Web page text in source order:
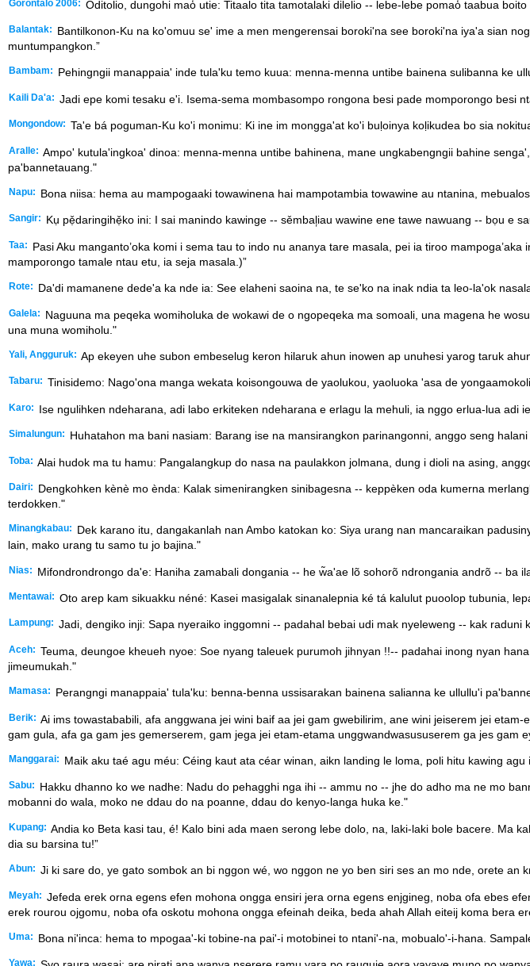
Gorontalo 2006: Oditolio, dungohi mao̒ utie: Titaalo tita tamotalaki dilelio -- lebe-lebe pomao̒ taabua
Balantak:
Bantilkonon-Ku na ko'omuu se' ime a men mengerensai boroki'na see boroki'na iya'a sian
muntumpangkon.”
Bambam: Pehingngii manappaia' inde tula'ku temo kuua: menna-menna untibe bainena sulibanna ke
Kaili Da'a: Jadi epe komi tesaku e'i. Isema-sema mombasompo rongona besi pade momporongo besi
Mongondow: Ta'e bá poguman-Ku ko'i monimu: Ki ine im mongga'at ko'i buḷoinya koḷikudea bo sia
Aralle: Ampo' kutula'ingkoa' dinoa: menna-menna untibe bahinena, mane ungkabengngii bahine
pa'bannetauang."
Napu: Bona niisa: hema au mampogaaki towawinena hai mampotambia towawine au ntanina,
Sangir: Kụ pẹ̌daringihẹ̌ko ini: I sai manindo kawinge -- sěmbal᷊iau wawine ene tawe nawuang -- bọu e
Taa:
Pasi Aku manganto’oka komi i sema tau to indo nu ananya tare masala, pei ia tiroo
mamporongo tamale ntau etu, ia seja masala.)”
Rote: Da'di mamanene dede'a ka nde ia: See elaheni saoina na, te se'ko na inak ndia ta leo-la'ok
Galela:
Naguuna ma peqeka womiholuka de wokawi de o ngopeqeka ma somoali, una magena he
una muna womiholu."
Yali, Angguruk: Ap ekeyen uhe subon embeselug keron hilaruk ahun inowen ap unuhesi yarog taruk
Tabaru: Tinisidemo: Nago'ona manga wekata koisongouwa de yaolukou, yaoluoka 'asa de
Karo: Ise ngulihken ndeharana, adi labo erkiteken ndeharana e erlagu la mehuli, ia nggo erlua-lua adi
Simalungun: Huhatahon ma bani nasiam: Barang ise na mansirangkon parinangonni, anggo seng
Toba: Alai hudok ma tu hamu: Pangalangkup do nasa na paulakkon jolmana, dung i dioli na asing,
Dairi:
Dengkohken kènè mo ènda: Kalak simenirangken sinibagesna -- keppèken oda kumerna
terdokken."
Minangkabau:
Dek karano itu, dangakanlah nan Ambo katokan ko: Siya urang nan mancaraikan
lain, mako urang tu samo tu jo bajina."
Nias: Mifondrondrongo da'e: Haniha zamabali dongania -- he w̃a'ae lõ sohorõ ndrongania andrõ -- ba
Mentawai: Oto arep kam sikuakku néné: Kasei masigalak sinanalepnia ké tá kalulut puoolop tubunia,
Lampung: Jadi, dengiko inji: Sapa nyeraiko inggomni -- padahal bebai udi mak nyeleweng -- kak
Aceh: Teuma, deungoe kheueh nyoe: Soe nyang taleuek purumoh jihnyan !!-- padahai inong nyan
jimeumukah."
Mamasa: Perangngi manappaia' tula'ku: benna-benna ussisarakan bainena salianna ke ullullu'i
Berik: Ai ims towastababili, afa anggwana jei wini baif aa jei gam gwebilirim, ane wini jeiserem jei
gam gula, afa ga gam jes gemerserem, gam jega jei etam-etama unggwandwasususerem ga jes gam
Manggarai: Maik aku taé agu méu: Céing kaut ata céar winan, aikn landing le loma, poli hitu kawing agu
Sabu:
Hakku dhanno ko we nadhe: Nadu do pehagghi nga ihi -- ammu no -- jhe do adho ma ne mo
mobanni do wala, moko ne ddau do na poanne, ddau do kenyo-langa huka ke."
Kupang: Andia ko Beta kasi tau, é! Kalo bini ada maen serong lebe dolo, na, laki-laki bole bacere. Ma
dia su barsina tu!”
Abun: Ji ki sare do, ye gato sombok an bi nggon wé, wo nggon ne yo ben siri ses an mo nde, orete
Meyah: Jefeda erek orna egens efen mohona ongga ensiri jera orna egens enjgineg, noba ofa ebes
erek rourou ojgomu, noba ofa oskotu mohona ongga efeinah deika, beda ahah Allah eiteij koma bera
Uma: Bona ni'inca: hema to mpogaa'-ki tobine-na pai'-i motobinei to ntani'-na, mobualo'-i-hana.
Yawa: